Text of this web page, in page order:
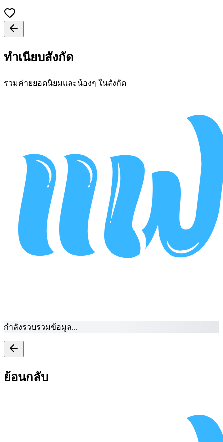
ทำเนียบสังกัด
รวมค่ายยอดนิยมและน้องๆ ในสังกัด
กำลังรวบรวมข้อมูล...
ย้อนกลับ